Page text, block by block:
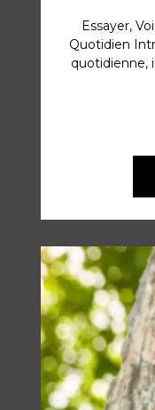
Essayer,
Quotidien
quotidienne,